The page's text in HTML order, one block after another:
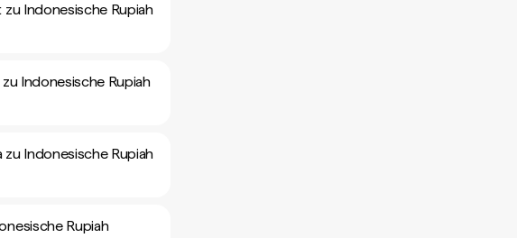
Indonesische Rupiah
Indonesische Rupiah
zu Indonesische Rupiah
Rupiah